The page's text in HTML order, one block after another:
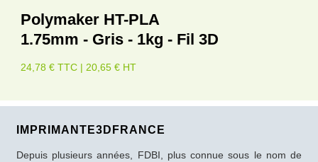
Polymaker HT-PLA
1.75mm - Gris - 1kg - Fil 3D
24,78 € TTC | 20,65 € HT
IMPRIMANTE3DFRANCE
Depuis plusieurs années, FDBI, plus connue sous le nom de